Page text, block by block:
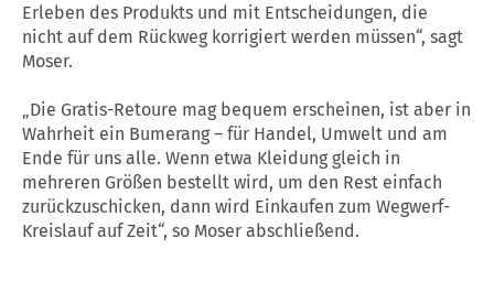
Erleben des Produkts und mit Entscheidungen, die
nicht auf dem Rückweg korrigiert werden müssen“, sagt
Moser.
„Die Gratis-Retoure mag bequem erscheinen, ist aber in
Wahrheit ein Bumerang – für Handel, Umwelt und am
Ende für uns alle. Wenn etwa Kleidung gleich in
mehreren Größen bestellt wird, um den Rest einfach
zurückzuschicken, dann wird Einkaufen zum Wegwerf-
Kreislauf auf Zeit“, so Moser abschließend.